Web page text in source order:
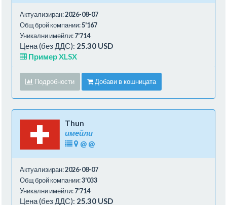
Актуализиран:2026-08-07
Общ брой компании:5'167
Уникални имейли:7'714
Цена (без ДДС): 25.30 USD
Пример XLSX
Подробности Добави в кошницата
Thun
имейли
@ @
Актуализиран:2026-08-07
Общ брой компании:3'033
Уникални имейли:7'714
Цена (без ДДС): 25.30 USD